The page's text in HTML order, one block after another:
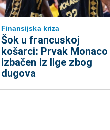
Finansijska kriza
Šok u francuskoj
košarci: Prvak Monaco
izbačen iz lige zbog
dugova